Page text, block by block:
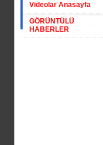
Videolar Anasayfa
GÖRÜNTÜLÜ
HABERLER